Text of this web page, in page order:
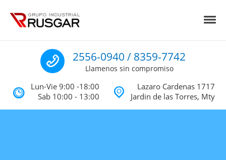
Impermeabilizantes y Aislantes
Llamenos
2556-0940 / 8359-7742
Llamenos sin compromiso
Lun-Vie 9:00 -18:00
Sab 10:00 - 13:00
Lazaro Cardenas 1717
Jardin de las Torres, Mty